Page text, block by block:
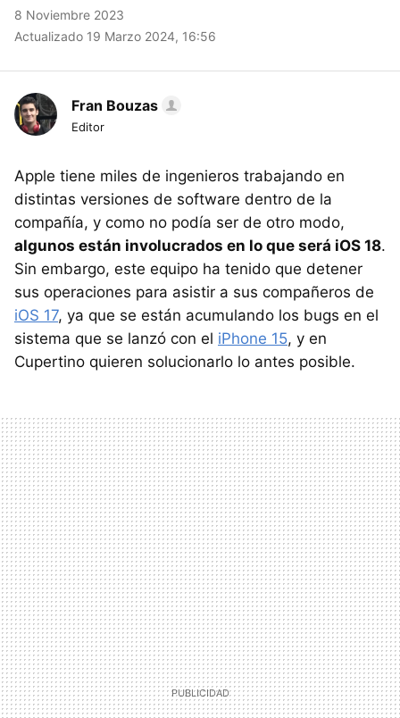
8 Noviembre 2023
Actualizado 19 Marzo 2024, 16:56
Fran Bouzas
Editor
Apple tiene miles de ingenieros trabajando en
distintas versiones de software dentro de la
compañía, y como no podía ser de otro modo,
algunos están involucrados en lo que será iOS 18.
Sin embargo, este equipo ha tenido que detener
sus operaciones para asistir a sus compañeros de
iOS 17, ya que se están acumulando los bugs en el
sistema que se lanzó con el iPhone 15, y en
Cupertino quieren solucionarlo lo antes posible.